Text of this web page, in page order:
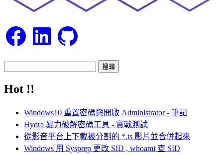
FacebookLinkedIn GitHub
關
Hot !!
Windows10 重置密碼與開啟 Administrator - 筆記
Hydra 暴力破解密碼工具 - 實戰測試
從影音平台上下載被分割的 *.ts 影片並合併起來
Windows 用 Sysprep 更改 SID , whoami 查 SID